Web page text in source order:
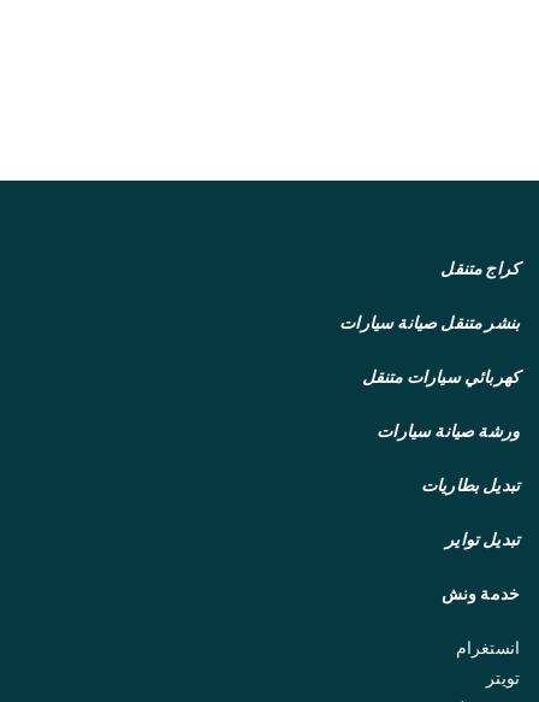
كراج متنقل
بنشر متنقلصيانة سيارات
كهربائي سيارات متنقل
ورشة صيانة سيارات
تبديل بطاريات
تبديل تواير
خدمة ونش
انستغرام
تويتر